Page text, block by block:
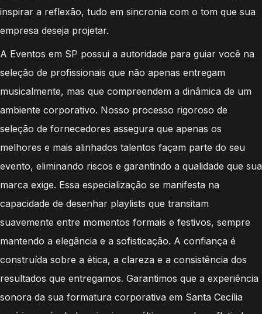
inspirar a reflexão, tudo em sincronia com o tom que sua
empresa deseja projetar.
A Eventos em SP possui a autoridade para guiar você na
seleção de profissionais que não apenas entregam
musicalmente, mas que compreendem a dinâmica de um
ambiente corporativo. Nosso processo rigoroso de
seleção de fornecedores assegura que apenas os
melhores e mais alinhados talentos façam parte do seu
evento, eliminando riscos e garantindo a qualidade que sua
marca exige. Essa especialização se manifesta na
capacidade de desenhar playlists que transitam
suavemente entre momentos formais e festivos, sempre
mantendo a elegância e a sofisticação. A confiança é
construída sobre a ética, a clareza e a consistência dos
resultados que entregamos. Garantimos que a experiência
sonora da sua formatura corporativa em Santa Cecília